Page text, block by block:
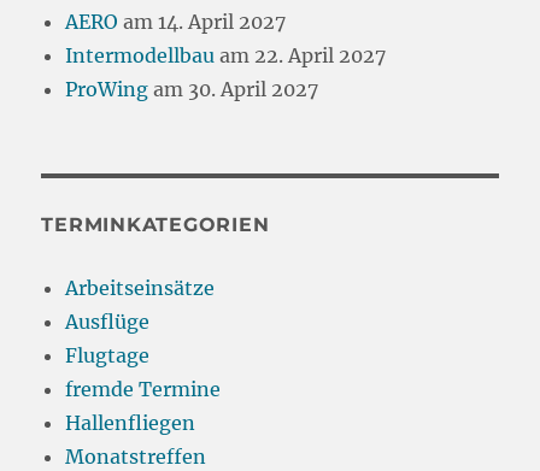
AERO am 14. April 2027
Intermodellbau am 22. April 2027
ProWing am 30. April 2027
TERMINKATEGORIEN
Arbeitseinsätze
Ausflüge
Flugtage
fremde Termine
Hallenfliegen
Monatstreffen